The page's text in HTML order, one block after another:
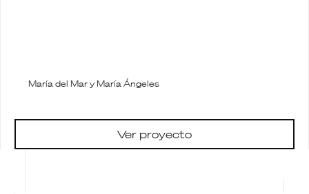
María del Mar y María Ángeles
Ver proyecto